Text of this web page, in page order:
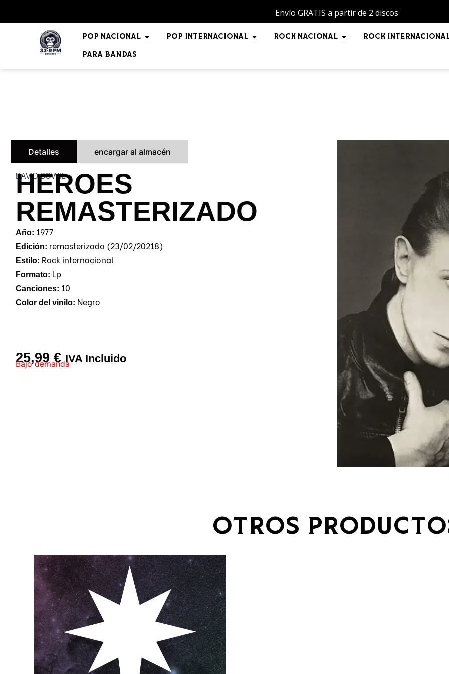
Envío GRATIS a partir de 2 discos
POP NACIONAL Open POP NACIONAL
POP INTERNACIONAL Open POP INTERNACIONAL
ROCK NACIONAL Open ROCK NACIONAL
ROCK
Para bandas
Detalles encargar al almacén
DAVID BOWIE
HEROES
REMASTERIZADO
Año: 1977
Edición: remasterizado (23/02/20218)
Estilo: Rock internacional
Formato: Lp
Canciones: 10
Color del vinilo: Negro
25,99 € IVA Incluido
Bajo demanda
OTROS